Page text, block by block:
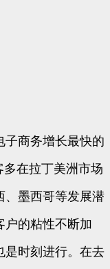
子商务增长最快的
多在拉丁美洲市场
、墨西哥等发展潜
户的粘性不断加
是时刻进行。在去